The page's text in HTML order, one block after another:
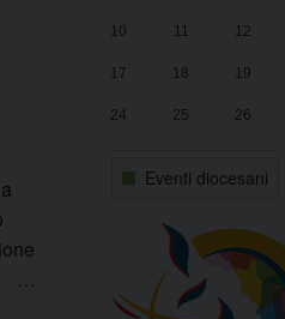
…
10 11 12
17 18 19
24 25 26
Eventi diocesani